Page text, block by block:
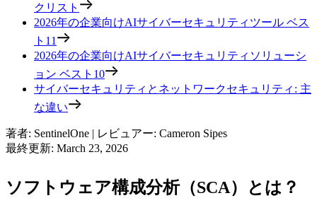
クリスト
2026年の企業向けAIサイバーセキュリティツール ベス
ト11
2026年の企業向けAIサイバーセキュリティソリューシ
ョン ベスト10
サイバーセキュリティとネットワークセキュリティ: 主
な違い
著者: SentinelOne | レビュアー: Cameron Sipes
最終更新: March 23, 2026
ソフトウェア構成分析（SCA）とは？